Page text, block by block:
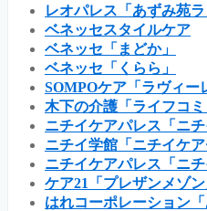
レオパレス「あずみ苑ラ
ベネッセスタイルケア
ベネッセ「まどか」
ベネッセ「くらら」
SOMPOケア「ラヴィー
木下の介護「ライフコミ
ニチイケアパレス「ニチ
ニチイ学館「ニチイケア
ニチイケアパレス「ニチ
ケア21「プレザンメゾ
はれコーポレーション「